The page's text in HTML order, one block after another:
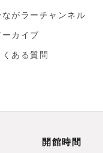
ながラーチャンネル
ーカイブ
くある質問
開館時間